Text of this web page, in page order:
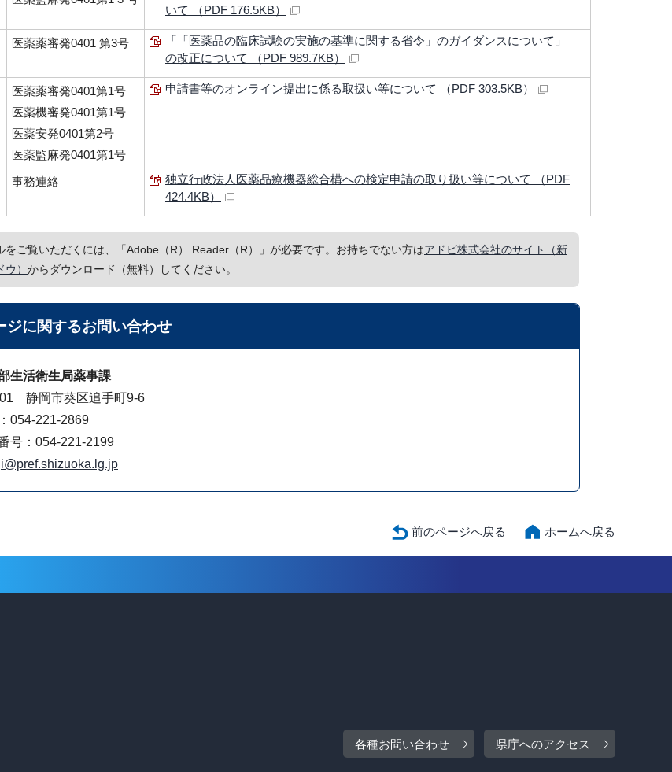
いて （PDF 176.5KB）
医薬薬審発0401 第3号
「「医薬品の臨床試験の実施の基準に関する省令」のガイダンスについて」
の改正について （PDF 989.7KB）
医薬薬審発0401第1号
医薬機審発0401第1号
医薬安発0401第2号
医薬監麻発0401第1号
申請書等のオンライン提出に係る取扱い等について （PDF 303.5KB）
事務連絡
独立行政法人医薬品療機器総合構への検定申請の取り扱い等について （PDF
424.4KB）
をご覧いただくには、「Adobe（R） Reader（R）」が必要です。お持ちでない方はアドビ株式会社のサイト（新
） からダウンロード（無料）してください。
ジに関するお問い合わせ
生活衛生局薬事課
静岡市葵区追手町9-6
054-221-2869
号：054-221-2199
前のページへ戻る ホームへ戻る
各種お問い合わせ 県庁へのアクセス